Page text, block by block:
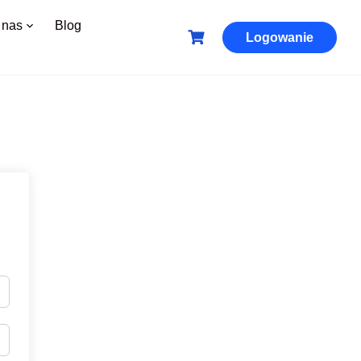
Blog
Logowanie